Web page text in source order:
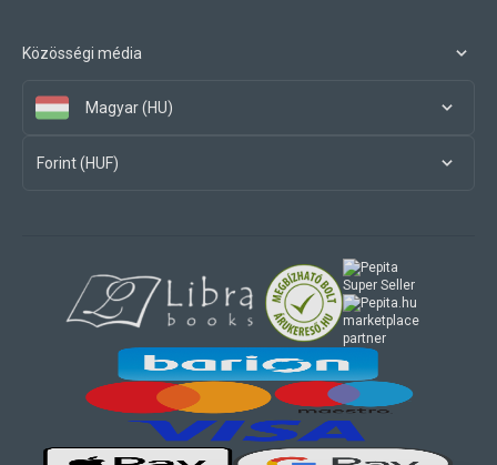
Közösségi média
Magyar (HU)
Forint (HUF)
marketplace
partner